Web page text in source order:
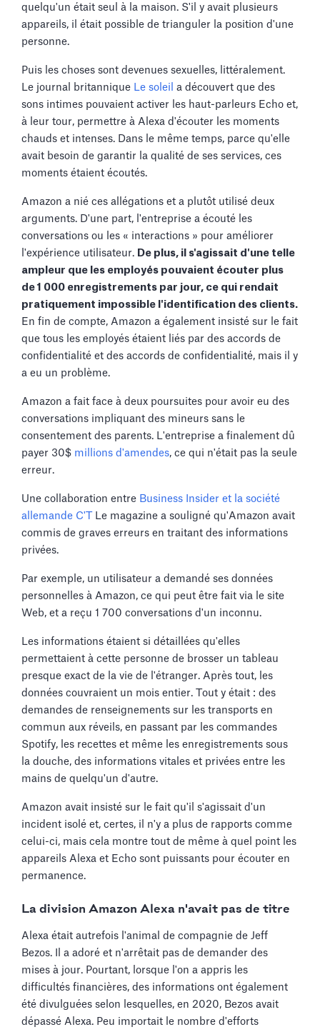
quelqu'un était seul à la maison. S'il y avait plusieurs
appareils, il était possible de trianguler la position d'une
personne.
Puis les choses sont devenues sexuelles, littéralement.
Le journal britannique Le soleil a découvert que des
sons intimes pouvaient activer les haut-parleurs Echo et,
à leur tour, permettre à Alexa d'écouter les moments
chauds et intenses. Dans le même temps, parce qu'elle
avait besoin de garantir la qualité de ses services, ces
moments étaient écoutés.
Amazon a nié ces allégations et a plutôt utilisé deux
arguments. D'une part, l'entreprise a écouté les
conversations ou les « interactions » pour améliorer
l'expérience utilisateur. De plus, il s'agissait d'une telle
ampleur que les employés pouvaient écouter plus
de 1 000 enregistrements par jour, ce qui rendait
pratiquement impossible l'identification des clients.
En fin de compte, Amazon a également insisté sur le fait
que tous les employés étaient liés par des accords de
confidentialité et des accords de confidentialité, mais il y
a eu un problème.
Amazon a fait face à deux poursuites pour avoir eu des
conversations impliquant des mineurs sans le
consentement des parents. L'entreprise a finalement dû
payer 30$ millions d'amendes, ce qui n'était pas la seule
erreur.
Une collaboration entre Business Insider et la société
allemande C'TLe magazine a souligné qu'Amazon avait
commis de graves erreurs en traitant des informations
privées.
Par exemple, un utilisateur a demandé ses données
personnelles à Amazon, ce qui peut être fait via le site
Web, et a reçu 1 700 conversations d'un inconnu.
Les informations étaient si détaillées qu'elles
permettaient à cette personne de brosser un tableau
presque exact de la vie de l'étranger. Après tout, les
données couvraient un mois entier. Tout y était : des
demandes de renseignements sur les transports en
commun aux réveils, en passant par les commandes
Spotify, les recettes et même les enregistrements sous
la douche, des informations vitales et privées entre les
mains de quelqu'un d'autre.
Amazon avait insisté sur le fait qu'il s'agissait d'un
incident isolé et, certes, il n'y a plus de rapports comme
celui-ci, mais cela montre tout de même à quel point les
appareils Alexa et Echo sont puissants pour écouter en
permanence.
La division Amazon Alexa n'avait pas de titre
Alexa était autrefois l'animal de compagnie de Jeff
Bezos. Il a adoré et n'arrêtait pas de demander des
mises à jour. Pourtant, lorsque l'on a appris les
difficultés financières, des informations ont également
été divulguées selon lesquelles, en 2020, Bezos avait
dépassé Alexa. Peu importait le nombre d'efforts